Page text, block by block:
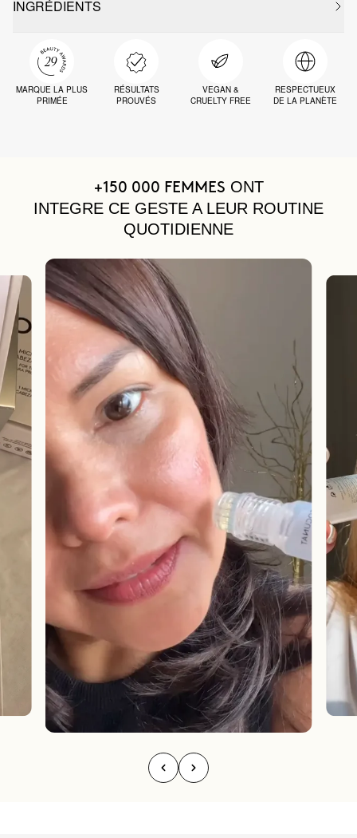
INGRÉDIENTS
MARQUE LA PLUS
PRIMÉE
RÉSULTATS
PROUVÉS
VEGAN &
CRUELTY FREE
RESPECTUEUX
DE LA PLANÈTE
+150 000 FEMMES ONT
INTEGRE CE GESTE A LEUR ROUTINE
QUOTIDIENNE